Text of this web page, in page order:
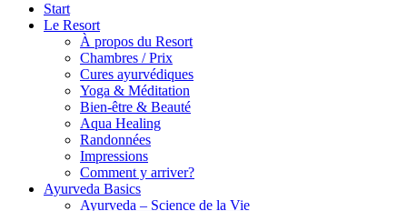
Start
Le Resort
À propos du Resort
Chambres / Prix
Cures ayurvédiques
Yoga & Méditation
Bien-être & Beauté
Aqua Healing
Randonnées
Impressions
Comment y arriver?
Ayurveda Basics
Ayurveda – Science de la Vie